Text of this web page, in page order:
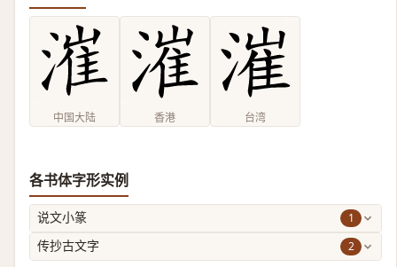
中国大陆 香港 台湾
各书体字形实例
说文小篆 1
传抄古文字 2